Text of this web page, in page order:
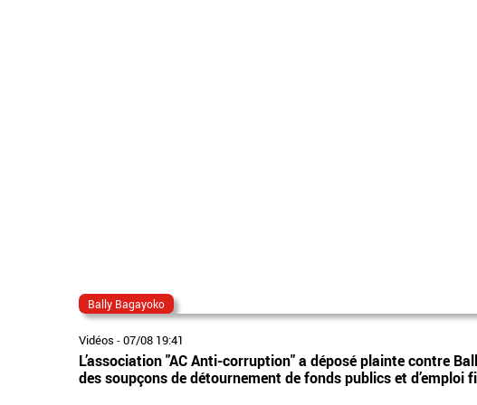
Bally Bagayoko
Vidéos -07/08 19:41
L’association "AC Anti-corruption" a déposé plainte contre
des soupçons de détournement de fonds publics et d’emploi